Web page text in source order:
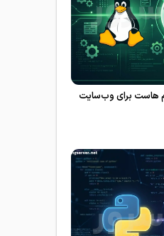
هاست برای وب‌سایت